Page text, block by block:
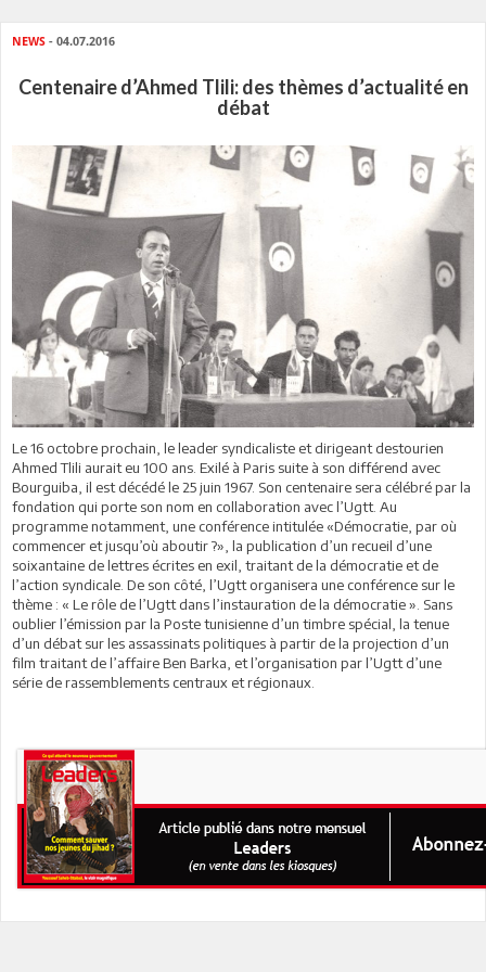
NEWS - 04.07.2016
Centenaire d’Ahmed Tlili: des thèmes d’actualité en
débat
Le 16 octobre prochain, le leader syndicaliste et dirigeant destourien
Ahmed Tlili aurait eu 100 ans. Exilé à Paris suite à son différend avec
Bourguiba, il est décédé le 25 juin 1967. Son centenaire sera célébré par la
fondation qui porte son nom en collaboration avec l’Ugtt. Au
programme notamment, une conférence intitulée «Démocratie, par où
commencer et jusqu’où aboutir ?», la publication d’un recueil d’une
soixantaine de lettres écrites en exil, traitant de la démocratie et de
l’action syndicale. De son côté, l’Ugtt organisera une conférence sur le
thème : « Le rôle de l’Ugtt dans l’instauration de la démocratie ». Sans
oublier l’émission par la Poste tunisienne d’un timbre spécial, la tenue
d’un débat sur les assassinats politiques à partir de la projection d’un
film traitant de l’affaire Ben Barka, et l’organisation par l’Ugtt d’une
série de rassemblements centraux et régionaux.